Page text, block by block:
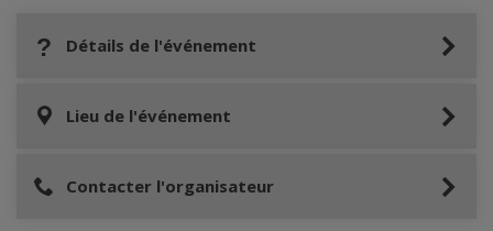
Détails de l'événement
Lieu de l'événement
Contacter l'organisateur